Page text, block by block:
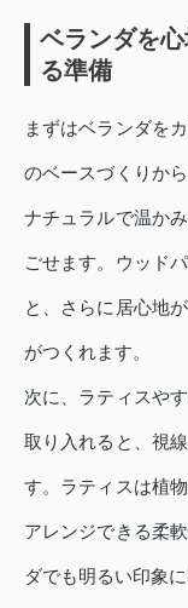
ベランダを
る準備
まずはベランダを
のベースづくりか
ナチュラルで温か
ごせます。ウッド
と、さらに居心地
がつくれます。
次に、ラティスや
取り入れると、視
す。ラティスは植
アレンジできる柔
ダでも明るい印象